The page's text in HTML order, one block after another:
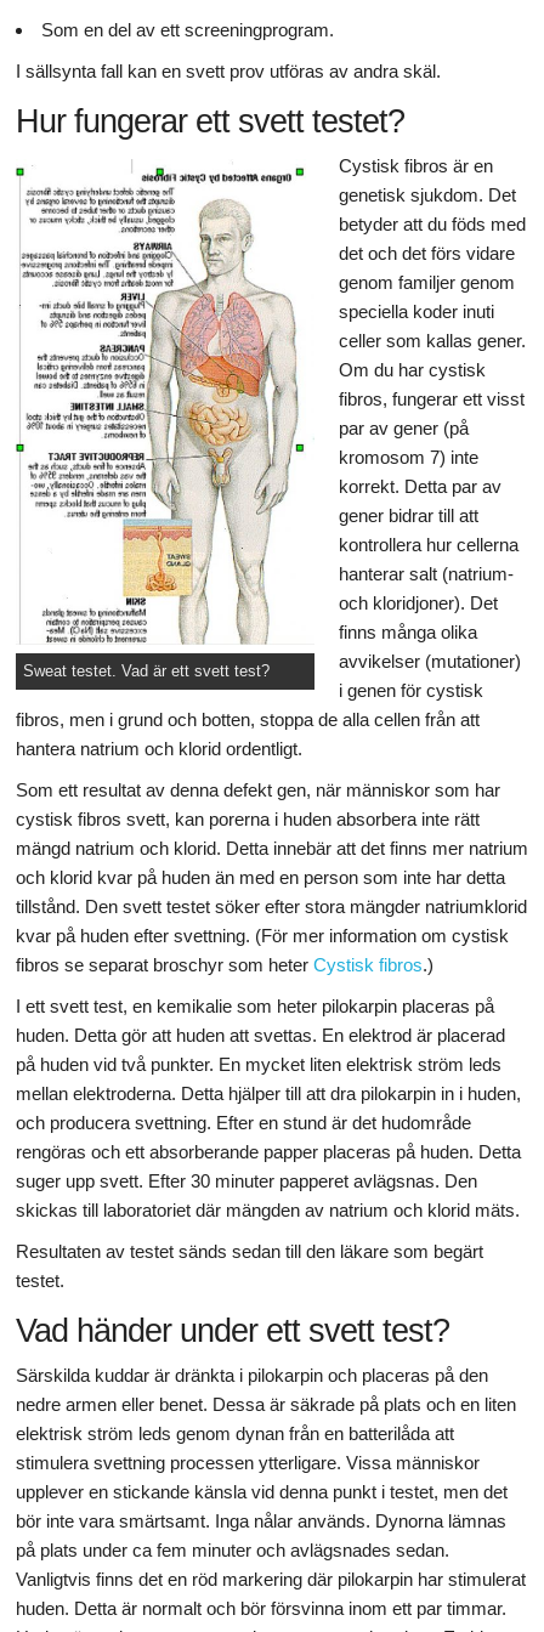
Som en del av ett screeningprogram.
I sällsynta fall kan en svett prov utföras av andra skäl.
Hur fungerar ett svett testet?
Sweat testet. Vad är ett svett test?
Cystisk fibros är en
genetisk sjukdom. Det
betyder att du föds med
det och det förs vidare
genom familjer genom
speciella koder inuti
celler som kallas gener.
Om du har cystisk
fibros, fungerar ett visst
par av gener (på
kromosom 7) inte
korrekt. Detta par av
gener bidrar till att
kontrollera hur cellerna
hanterar salt (natrium-
och kloridjoner). Det
finns många olika
avvikelser (mutationer)
i genen för cystisk
fibros, men i grund och botten, stoppa de alla cellen från att
hantera natrium och klorid ordentligt.
Som ett resultat av denna defekt gen, när människor som har
cystisk fibros svett, kan porerna i huden absorbera inte rätt
mängd natrium och klorid. Detta innebär att det finns mer natrium
och klorid kvar på huden än med en person som inte har detta
tillstånd. Den svett testet söker efter stora mängder natriumklorid
kvar på huden efter svettning. (För mer information om cystisk
fibros se separat broschyr som heter Cystisk fibros.)
I ett svett test, en kemikalie som heter pilokarpin placeras på
huden. Detta gör att huden att svettas. En elektrod är placerad
på huden vid två punkter. En mycket liten elektrisk ström leds
mellan elektroderna. Detta hjälper till att dra pilokarpin in i huden,
och producera svettning. Efter en stund är det hudområde
rengöras och ett absorberande papper placeras på huden. Detta
suger upp svett. Efter 30 minuter papperet avlägsnas. Den
skickas till laboratoriet där mängden av natrium och klorid mäts.
Resultaten av testet sänds sedan till den läkare som begärt
testet.
Vad händer under ett svett test?
Särskilda kuddar är dränkta i pilokarpin och placeras på den
nedre armen eller benet. Dessa är säkrade på plats och en liten
elektrisk ström leds genom dynan från en batterilåda att
stimulera svettning processen ytterligare. Vissa människor
upplever en stickande känsla vid denna punkt i testet, men det
bör inte vara smärtsamt. Inga nålar används. Dynorna lämnas
på plats under ca fem minuter och avlägsnades sedan.
Vanligtvis finns det en röd markering där pilokarpin har stimulerat
huden. Detta är normalt och bör försvinna inom ett par timmar.